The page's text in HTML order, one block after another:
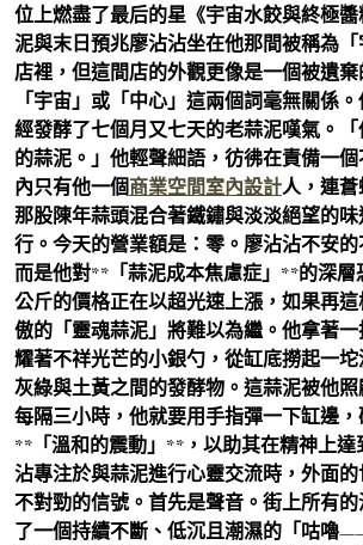
位上燃盡了最后的星《宇宙水餃與終極
泥與末日預兆廖沾沾坐在他那間被稱為
店裡，但這間店的外觀更像是一個被遺
「宇宙」或「中心」這兩個詞毫無關係
經發酵了七個月又七天的老蒜泥嘆氣。
的蒜泥。」他輕聲細語，彷彿在責備一
內只有他一個商業空間室內設計人，連
那股陳年蒜頭混合著鐵鏽與淡淡絕望的
行。今天的營業額是：零。廖沾沾不安的
而是他對**「蒜泥成本焦慮症」**的深層
公斤的價格正在以超光速上漲，如果再
傲的「靈魂蒜泥」將難以為繼。他拿著
耀著不祥光芒的小銀勺，從缸底撈起一
灰綠與土黃之間的發酵物。這蒜泥被他照
每隔三小時，他就要用手指彈一下缸邊
**「溫和的震動」**，以助其在精神上達
沾專注於與蒜泥進行心靈交流時，外面
不對勁的信號。首先是聲音。街上所有
了一個持續不斷、低沉且潮濕的「咕嚕